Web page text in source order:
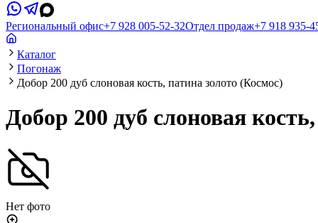
Региональный офис+7 928 005-52-32Отдел продаж+7 918 935-
Каталог
Погонаж
Добор 200 дуб слоновая кость, патина золото (Космос)
Добор 200 дуб слоновая
Нет фото